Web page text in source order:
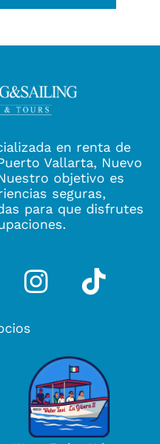
en renta de
Vallarta, Nuevo
objetivo es
seguras,
para que disfrutes